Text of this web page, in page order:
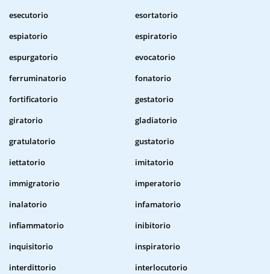
esecutorio
esortatorio
espiatorio
espiratorio
espurgatorio
evocatorio
ferruminatorio
fonatorio
fortificatorio
gestatorio
giratorio
gladiatorio
gratulatorio
gustatorio
iettatorio
imitatorio
immigratorio
imperatorio
inalatorio
infamatorio
infiammatorio
inibitorio
inquisitorio
inspiratorio
interdittorio
interlocutorio